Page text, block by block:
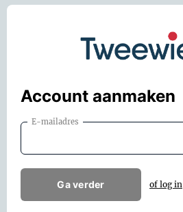
Account aanmaken
E-mailadres
Ga verder of log in